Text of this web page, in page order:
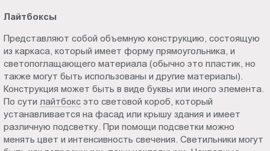
Лайтбоксы
Представляют собой объемную конструкцию, состоящую
из каркаса, который имеет форму прямоугольника, и
светопоглащающего материала (обычно это пластик, но
также могут быть использованы и другие материалы).
Конструкция может быть в виде буквы или иного элемента.
По сути лайтбокс это световой короб, который
устанавливается на фасад или крышу здания и имеет
различную подсветку. При помощи подсветки можно
менять цвет и интенсивность свечения. Светильники могут